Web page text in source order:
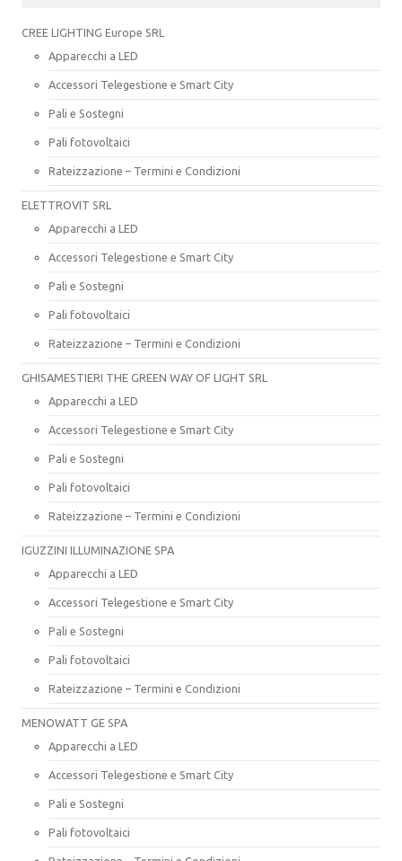
CREE LIGHTING Europe SRL
Apparecchi a LED
Accessori Telegestione e Smart City
Pali e Sostegni
Pali fotovoltaici
Rateizzazione – Termini e Condizioni
ELETTROVIT SRL
Apparecchi a LED
Accessori Telegestione e Smart City
Pali e Sostegni
Pali fotovoltaici
Rateizzazione – Termini e Condizioni
GHISAMESTIERI THE GREEN WAY OF LIGHT SRL
Apparecchi a LED
Accessori Telegestione e Smart City
Pali e Sostegni
Pali fotovoltaici
Rateizzazione – Termini e Condizioni
IGUZZINI ILLUMINAZIONE SPA
Apparecchi a LED
Accessori Telegestione e Smart City
Pali e Sostegni
Pali fotovoltaici
Rateizzazione – Termini e Condizioni
MENOWATT GE SPA
Apparecchi a LED
Accessori Telegestione e Smart City
Pali e Sostegni
Pali fotovoltaici